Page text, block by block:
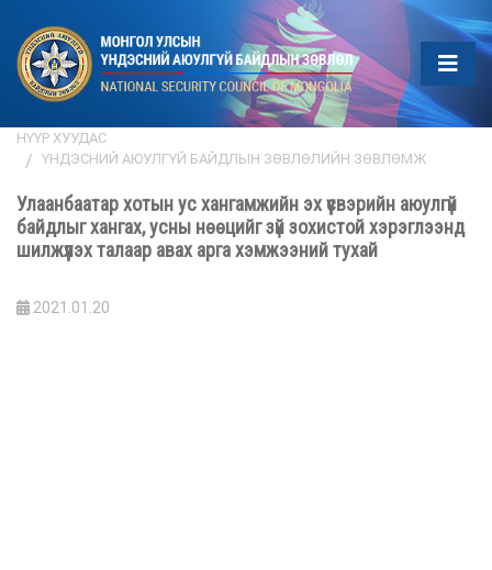
НҮҮР ХУУДАС
ҮНДЭСНИЙ АЮУЛГҮЙ БАЙДЛЫН ЗӨВЛӨЛИЙН ЗӨВЛӨМЖ
Улаанбаатар хотын ус хангамжийн эх үүсвэрийн аюулгүй
байдлыг хангах, усны нөөцийг зүй зохистой хэрэглээнд
шилжүүлэх талаар авах арга хэмжээний тухай
2021.01.20